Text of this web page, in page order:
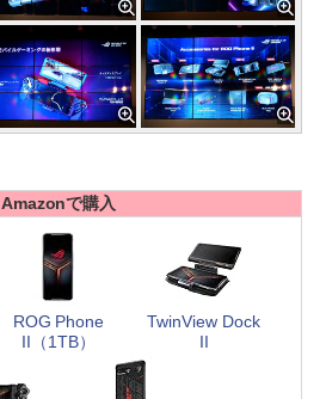
Amazonで購入
ROG Phone
II（1TB）
TwinView Dock
II